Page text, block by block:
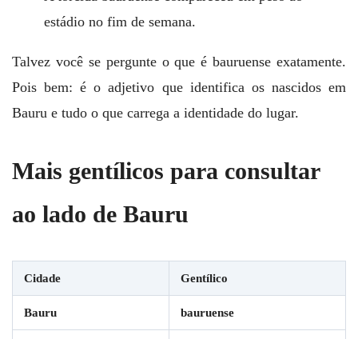
estádio no fim de semana.
Talvez você se pergunte o que é bauruense exatamente.
Pois bem: é o adjetivo que identifica os nascidos em
Bauru e tudo o que carrega a identidade do lugar.
Mais gentílicos para consultar
ao lado de Bauru
Cidade Gentílico
Bauru bauruense